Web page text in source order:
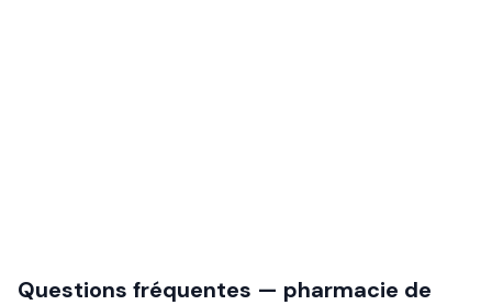
Questions fréquentes — pharmacie de